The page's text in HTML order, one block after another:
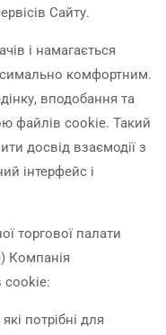
Сайту.
і намагається
комфортним.
вподобання та
файлів cookie. Такий
досвід взаємодії з
інтерфейс і
торгової палати
Компанія
cookie:
потрібні для